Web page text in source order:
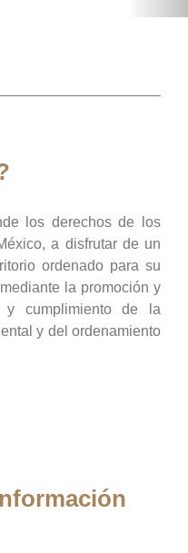
los derechos de los
a disfrutar de un
ordenado para su
la promoción y
cumplimiento de la
y del ordenamiento